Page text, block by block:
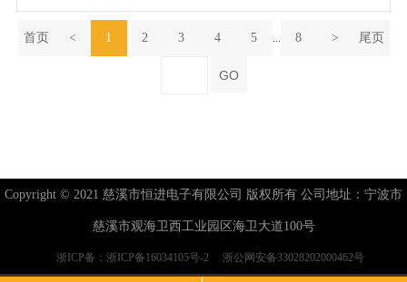
首页 < 1 2 3 4 5 ... 8 > 尾页
GO
Copyright © 2021 慈溪市恒进电子有限公司 版权所有 公司地址：宁波市
慈溪市观海卫西工业园区海卫大道100号
浙ICP备：浙ICP备16034105号-2 浙公网安备33028202000462号